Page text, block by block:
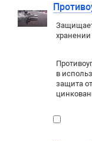
в
защита